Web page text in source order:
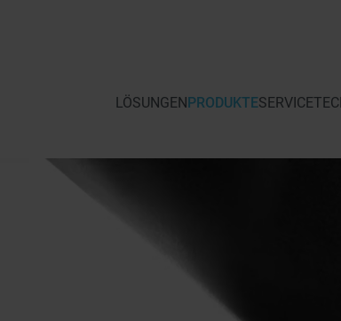
LÖSUNGEN PRODUKTESERVICE